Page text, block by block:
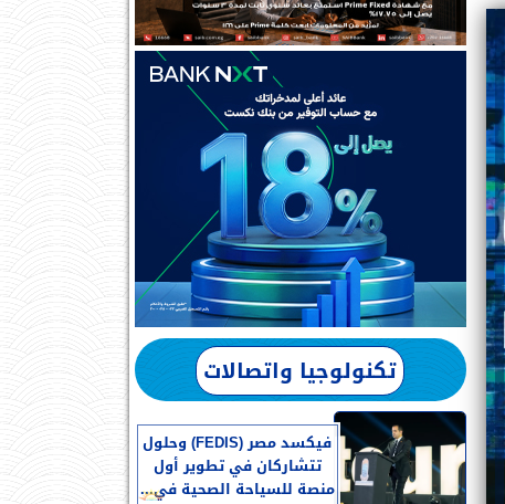
تكنولوجيا واتصالات
فيكسد مصر (FEDIS) وحلول
تتشاركان في تطوير أول
منصة للسياحة الصحية في...